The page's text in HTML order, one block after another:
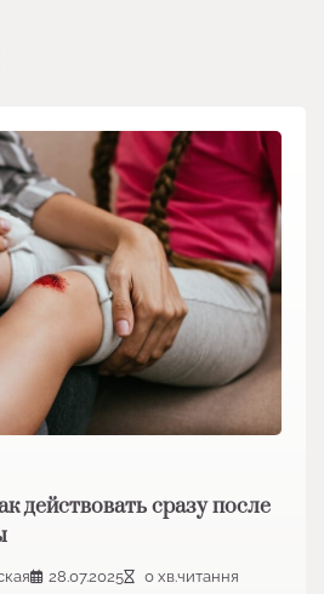
действовать сразу после
28.07.2025
0 хв.читання